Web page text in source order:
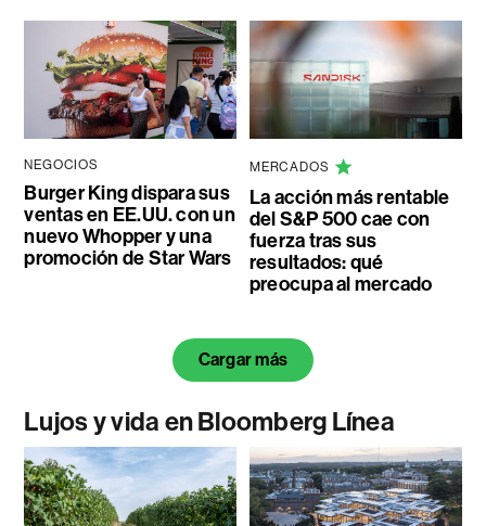
NEGOCIOS
Burger King dispara sus
ventas en EE.UU. con un
nuevo Whopper y una
promoción de Star Wars
MERCADOS
La acción más rentable
del S&P 500 cae con
fuerza tras sus
resultados: qué
preocupa al mercado
Cargar más
Lujos y vida en Bloomberg Línea